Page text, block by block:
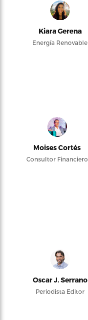
Kiara Gerena
Energía Renovable
Moises Cortés
Consultor Financiero
Oscar J. Serrano
Periodista Editor